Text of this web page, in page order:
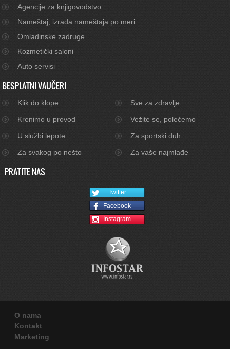
Agencije za knjigovodstvo
Nameštaj, izrada nameštaja po meri
Omladinske zadruge
Kozmetički saloni
Auto servisi
BESPLATNI VAUČERI
Klik do klope
Sve za zdravlje
Krenimo u provod
Vežite se, polećemo
U službi lepote
Za sportski duh
Za svakog po nešto
Za vaše najmlađe
PRATITE NAS
Twitter
Facebook
Instagram
O nama
Kontakt
Marketing